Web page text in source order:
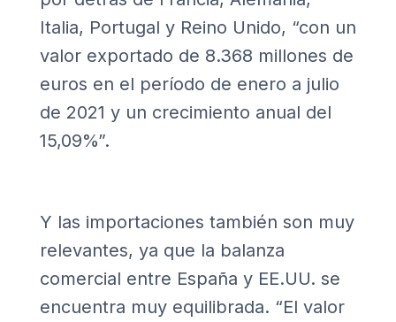
Italia, Portugal y Reino Unido, “con un
valor exportado de 8.368 millones de
euros en el período de enero a julio
de 2021 y un crecimiento anual del
15,09%”.
Y las importaciones también son muy
relevantes, ya que la balanza
comercial entre España y EE.UU. se
encuentra muy equilibrada. “El valor